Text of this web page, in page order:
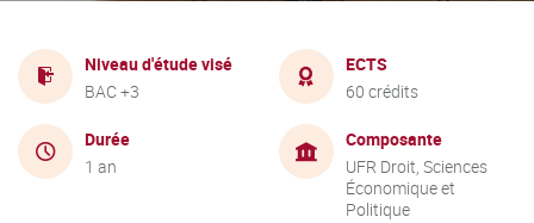
Niveau d'étude visé
BAC +3
ECTS
60 crédits
Durée
1 an
Composante
UFR Droit, Sciences
Économique et
Politique